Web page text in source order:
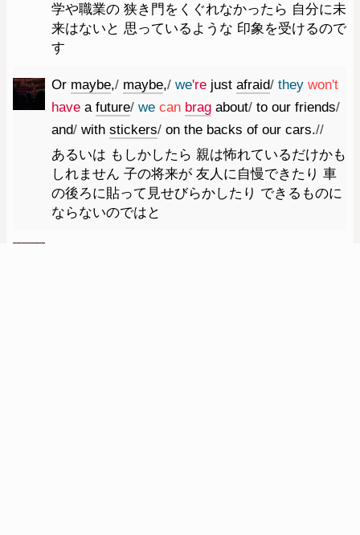
学や職業の 狭き門をくぐれなかったら 自分に未
来はないと 思っているような 印象を受けるので
す
Or maybe,/ maybe,/ we're just afraid/ they won't
have a future/ we can brag about/ to our friends/
and/ with stickers/ on the backs of our cars.//
あるいは もしかしたら 親は怖れているだけかも
しれません 子の将来が 友人に自慢できたり 車
の後ろに貼って見せびらかしたり できるものに
ならないのではと